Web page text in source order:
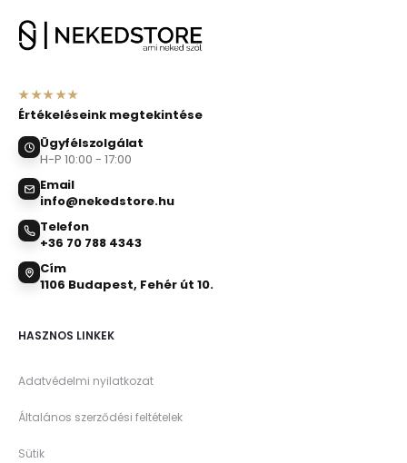
★★★★★
Értékeléseink megtekintése
Ügyfélszolgálat
H-P 10:00 - 17:00
Email
info@nekedstore.hu
Telefon
+36 70 788 4343
Cím
1106 Budapest, Fehér út 10.
HASZNOS LINKEK
Adatvédelmi nyilatkozat
Általános szerződési feltételek
Sütik